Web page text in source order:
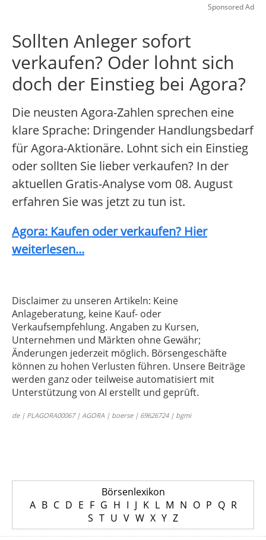
Sponsored Ad
Sollten Anleger sofort
verkaufen? Oder lohnt sich
doch der Einstieg bei Agora?
Die neusten Agora-Zahlen sprechen eine
klare Sprache: Dringender Handlungsbedarf
für Agora-Aktionäre. Lohnt sich ein Einstieg
oder sollten Sie lieber verkaufen? In der
aktuellen Gratis-Analyse vom 08. August
erfahren Sie was jetzt zu tun ist.
Agora: Kaufen oder verkaufen? Hier
weiterlesen...
Disclaimer zu unseren Artikeln: Keine
Anlageberatung, keine Kauf- oder
Verkaufsempfehlung. Angaben zu Kursen,
Unternehmen und Märkten ohne Gewähr;
Änderungen jederzeit möglich. Börsengeschäfte
können zu hohen Verlusten führen. Unsere Beiträge
werden ganz oder teilweise automatisiert mit
Unterstützung von AI erstellt und geprüft.
de | PLAGORA00067 | AGORA | boerse | 69626724 | bgmi
Börsenlexikon
A B C D E F G H I J K L M N O P Q R
S T U V W X Y Z